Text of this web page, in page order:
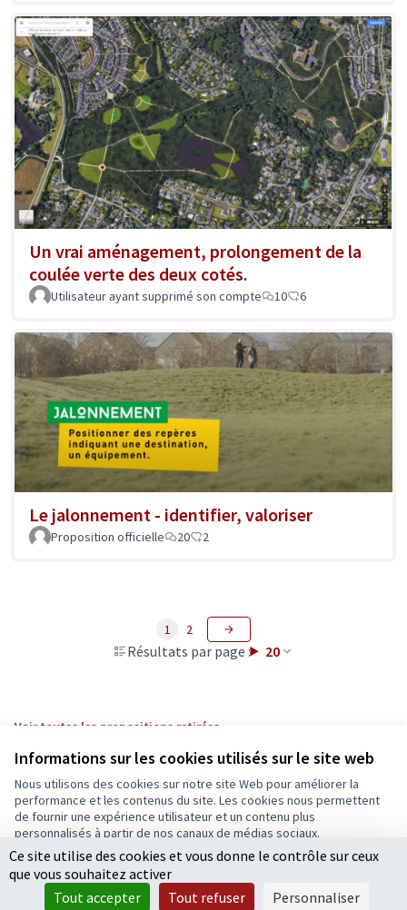
Informations sur les cookies utilisés sur le site web
Nous utilisons des cookies sur notre site Web pour améliorer la
performance et les contenus du site. Les cookies nous permettent
de fournir une expérience utilisateur et un contenu plus
personnalisés à partir de nos canaux de médias sociaux.
Tout accepter
Accepter seulement les cookies essentiels
Un vrai aménagement, prolongement de la
coulée verte des deux cotés.
Utilisateur ayant supprimé son compte 10 6
Le jalonnement - identifier, valoriser
Proposition officielle 20 2
Résultats par page : 20
1 2
Voir toutes les propositions retirées
Conditions d'utilisation
Paramètres des cookies
Ecrivons Angers sur X
(Lien externe)
Ecrivons Angers sur Facebook
(Lien externe)
Licence
(Lien
Ce site utilise des cookies et vous donne le contrôle sur ceux
que vous souhaitez activer
Tout accepter
Tout refuser Personnaliser